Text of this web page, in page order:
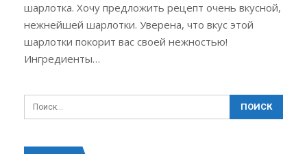
шарлотка. Хочу предложить рецепт очень вкусной,
нежнейшей шарлотки. Уверена, что вкус этой
шарлотки покорит вас своей нежностью!
Ингредиенты…